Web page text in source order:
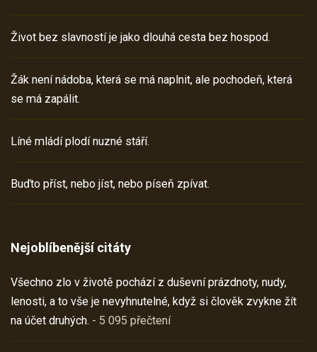
Život bez slavností je jako dlouhá cesta bez hospod.
Žák není nádoba, která se má naplnit, ale pochodeň, která
se má zapálit.
Líné mládí plodí nuzné stáří.
Buďto příst, nebo jíst, nebo píseň zpívat.
Nejoblíbenější citáty
Všechno zlo v životě pochází z duševní prázdnoty, nudy,
lenosti, a to vše je nevyhnutelné, když si člověk zvykne žít
na účet druhých. - 5 095 přečtení